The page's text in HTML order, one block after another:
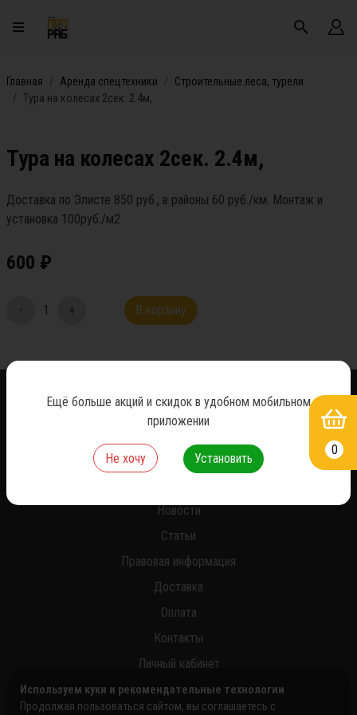
Главная Аренда спецтехники
Строительные леса, турели
Тура на колесах 2сек. 2.4м,
Тура на колесах 2сек. 2.4м,
Доставка по Элисте 850 руб., в районы 60 руб./км. Монтаж и
установка 100руб./м2
600 ₽
- 1 + В корзину
*
Новости
Статьи
Правовая информация
Доставка
Оплата
Контакты
Личный кабинет
0
Используем куки и рекомендательные технологии
Продолжая пользоваться сайтом, вы соглашаетесь с
Ещё больше акций и скидок в удобном мобильном
приложении
Не хочу Установить